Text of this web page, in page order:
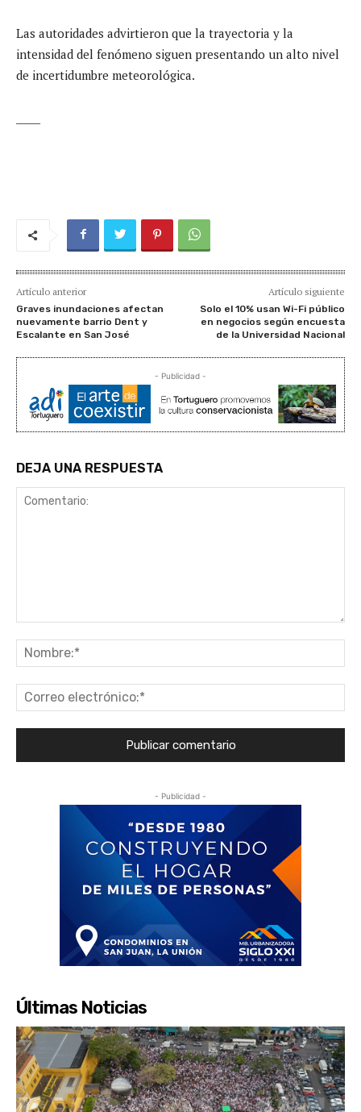
Las autoridades advirtieron que la trayectoria y la
intensidad del fenómeno siguen presentando un alto nivel
de incertidumbre meteorológica.
Artículo anterior
Graves inundaciones afectan
nuevamente barrio Dent y
Escalante en San José
Artículo siguiente
Solo el 10% usan Wi-Fi público
en negocios según encuesta
de la Universidad Nacional
- Publicidad -
DEJA UNA RESPUESTA
- Publicidad -
Últimas Noticias